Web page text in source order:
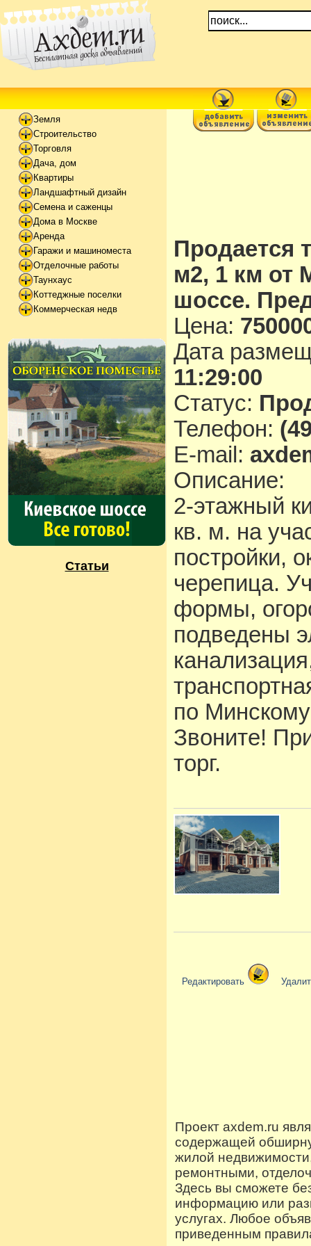
Земля
Строительство
Торговля
Дача, дом
Квартиры
Ландшафтный дизайн
Семена и саженцы
Дома в Москве
Аренда
Гаражи и машиноместа
Отделочные работы
Таунхаус
Коттеджные поселки
Коммерческая недв
Статьи
Продается
м2, 1 км от
шоссе.
Цена:
Дата
11:29:00
Статус:
Телефон:
E-mail:
Описание:
2-этажный
кв. м. на
постройки,
черепица.
формы,
подведены
по
Звоните!
торг.
Редактировать
Проект axdem.ru
содержащей
жилой
ремонтными,
Здесь вы сможете
информацию или
услугах. Любое
приведенным